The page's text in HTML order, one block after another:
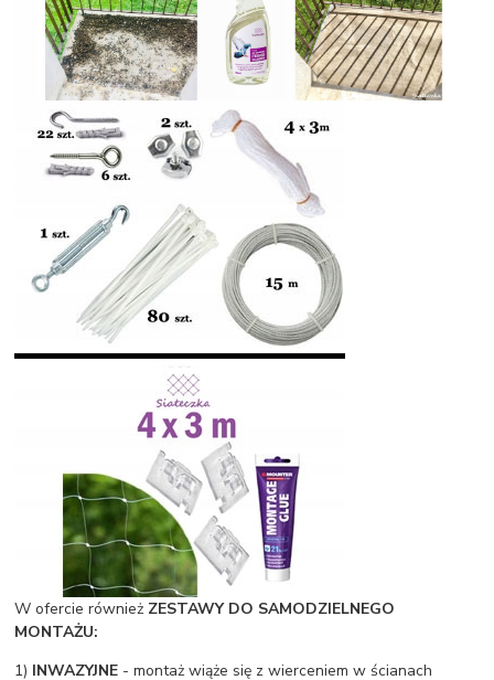
W ofercie również ZESTAWY DO SAMODZIELNEGO
MONTAŻU:
1) INWAZYJNE - montaż wiąże się z wierceniem w ścianach